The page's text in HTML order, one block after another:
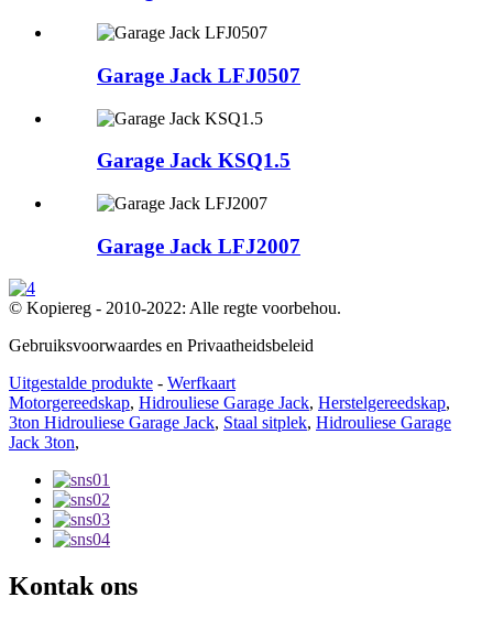
Garage Jack LFJ0507
Garage Jack KSQ1.5
Garage Jack LFJ2007
© Kopiereg - 2010-2022: Alle regte voorbehou.
Gebruiksvoorwaardes en Privaatheidsbeleid
Uitgestalde produkte - Werfkaart
Motorgereedskap, Hidrouliese Garage Jack, Herstelgereedskap,
3ton Hidrouliese Garage Jack, Staal sitplek, Hidrouliese Garage
Jack 3ton,
Kontak ons